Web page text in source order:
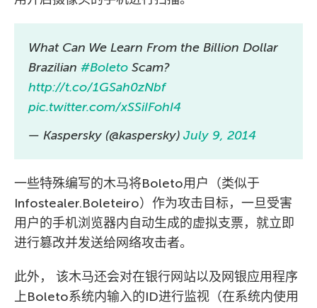
What Can We Learn From the Billion Dollar
Brazilian #Boleto Scam?
http://t.co/1GSah0zNbf
pic.twitter.com/xSSiIFohI4
— Kaspersky (@kaspersky) July 9, 2014
一些特殊编写的木马将Boleto用户（类似于
Infostealer.Boleteiro）作为攻击目标，一旦受害
用户的手机浏览器内自动生成的虚拟支票，就立即
进行篡改并发送给网络攻击者。
此外， 该木马还会对在银行网站以及网银应用程序
上Boleto系统内输入的ID进行监视（在系统内使用